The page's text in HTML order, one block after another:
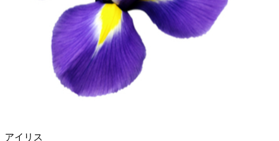
アイリス